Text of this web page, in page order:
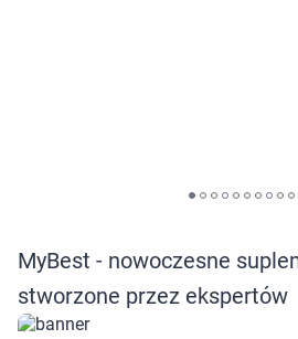
MyBest - nowoczesne
stworzone przez ekspertów